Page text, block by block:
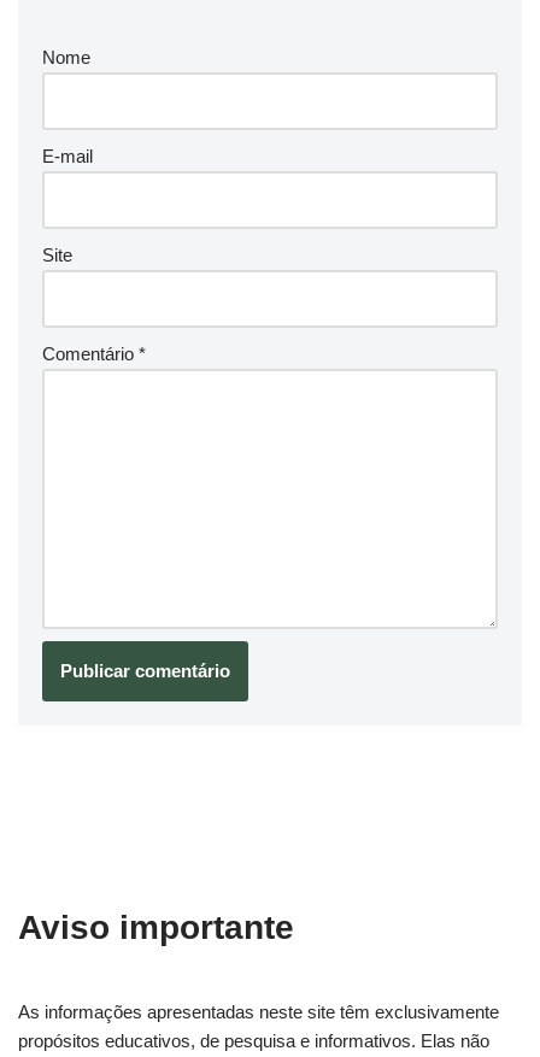
Nome
E-mail
Site
Comentário *
Aviso importante
As informações apresentadas neste site têm exclusivamente
propósitos educativos, de pesquisa e informativos. Elas não